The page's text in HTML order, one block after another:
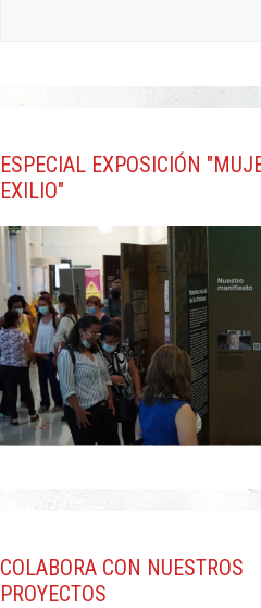
ESPECIAL EXPOSICIÓN
EXILIO"
COLABORA CON NUESTROS
PROYECTOS